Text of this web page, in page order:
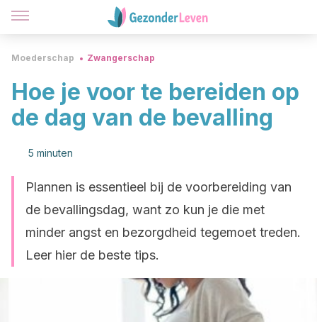
Moederschap Zwangerschap
Hoe je voor te bereiden op
de dag van de bevalling
5 minuten
Plannen is essentieel bij de voorbereiding van
de bevallingsdag, want zo kun je die met
minder angst en bezorgdheid tegemoet treden.
Leer hier de beste tips.